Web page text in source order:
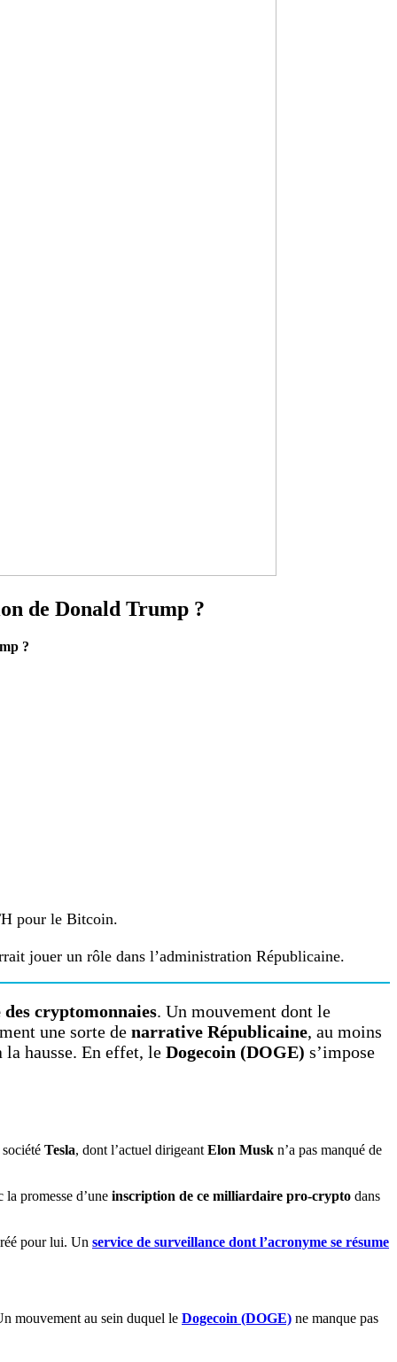
de Donald Trump ?
?
pour le Bitcoin.
jouer un rôle dans l’administration Républicaine.
des cryptomonnaies. Un mouvement dont le
une sorte de narrative Républicaine, au moins
la hausse. En effet, le Dogecoin (DOGE) s’impose
Tesla, dont l’actuel dirigeant Elon Musk n’a pas manqué de
la promesse d’une inscription de ce milliardaire pro-crypto dans
pour lui. Un service de surveillance dont l’acronyme se résume
mouvement au sein duquel le Dogecoin (DOGE) ne manque pas